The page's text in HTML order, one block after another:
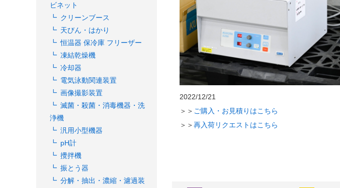
ビネット
クリーンブース
天びん・はかり
恒温器 保冷庫 フリーザー
凍結乾燥機
冷却器
電気泳動関連装置
画像撮影装置
滅菌・殺菌・消毒機器・洗
浄機
汎用小型機器
pH計
攪拌機
振とう器
分解・抽出・濃縮・濾過装
2022/12/21
＞＞ ご購入・お見積りはこちら
＞＞再入荷リクエストはこちら